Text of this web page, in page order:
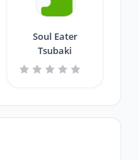
Soul Eater
Tsubaki